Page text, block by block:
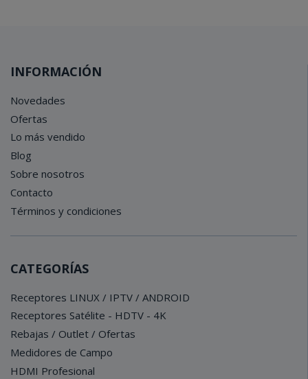
INFORMACIÓN
Novedades
Ofertas
Lo más vendido
Blog
Sobre nosotros
Contacto
Términos y condiciones
CATEGORÍAS
Receptores LINUX / IPTV / ANDROID
Receptores Satélite - HDTV - 4K
Rebajas / Outlet / Ofertas
Medidores de Campo
HDMI Profesional